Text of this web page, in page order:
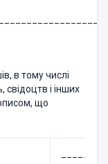
в тому числі
свідоцтв і інших
що